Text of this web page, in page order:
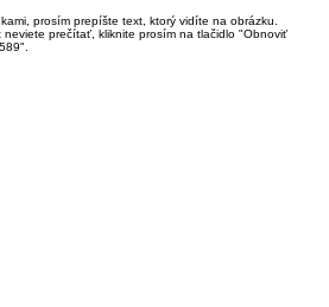
prosím prepíšte text, ktorý vidíte na obrázku.
prečítať, kliknite prosím na tlačidlo "Obnoviť